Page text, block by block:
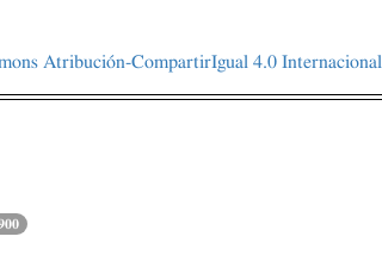
Atribución-CompartirIgual 4.0 Internacional